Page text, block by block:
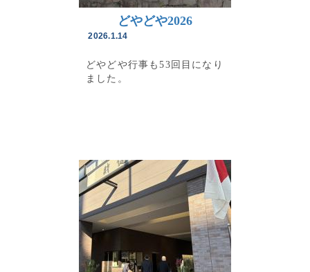
どやどや2026
2026.1.14
どやどや行事も53回目になり
ました。